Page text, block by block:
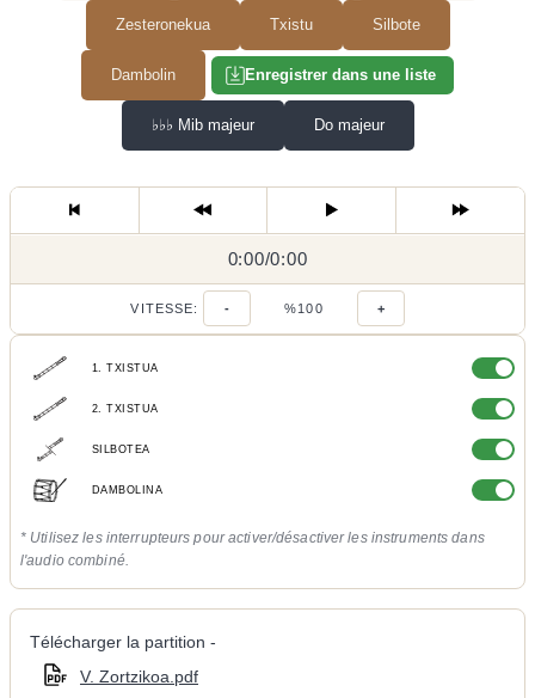
Zesteronekua Txistu Silbote
Dambolin Enregistrer dans une liste
♭♭♭ Mib majeur Do majeur
0:00/
0:00/0:00
VITESSE: - %100 +
1. TXISTUA
2. TXISTUA
SILBOTEA
DAMBOLINA
* Utilisez les interrupteurs pour activer/désactiver les instruments dans
l'audio combiné.
Télécharger la partition -
V. Zortzikoa.pdf